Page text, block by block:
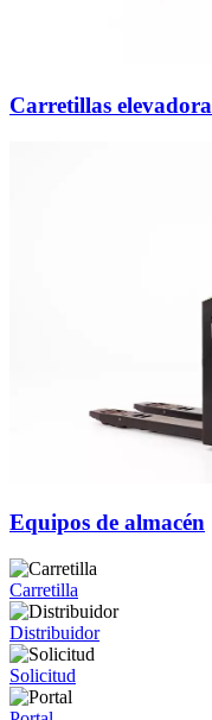
Carretillas
Equipos de almacén
Carretilla
Distribuidor
Solicitud